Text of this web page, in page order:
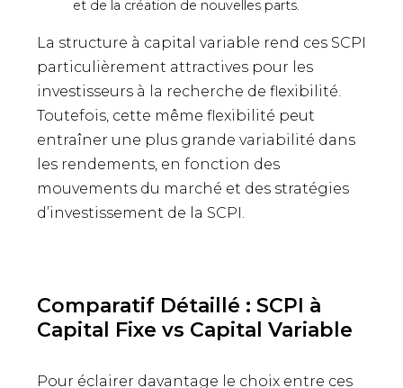
et de la création de nouvelles parts.
La structure à capital variable rend ces SCPI
particulièrement attractives pour les
investisseurs à la recherche de flexibilité.
Toutefois, cette même flexibilité peut
entraîner une plus grande variabilité dans
les rendements, en fonction des
mouvements du marché et des stratégies
d’investissement de la SCPI.
Comparatif Détaillé : SCPI à
Capital Fixe vs Capital Variable
Pour éclairer davantage le choix entre ces